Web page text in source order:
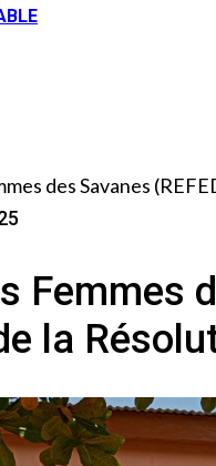
des Savanes
Femmes
la